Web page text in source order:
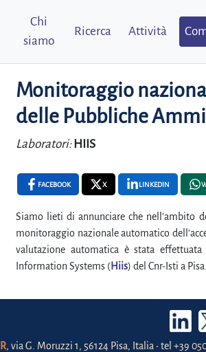
Chi
siamo
Ricerca Attività
Monitoraggio
delle Pubbliche
Laboratori: HIIS
FACEBOOK X LINKEDIN
Siamo lieti di annunciare che nell’ambito
monitoraggio nazionale automatico
valutazione automatica è stata
Information Systems (Hiis) del Cnr-Isti a
, via G. Moruzzi 1, 56124 Pisa, Italia • tel +39